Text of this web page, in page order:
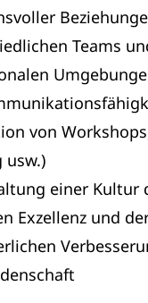
Teams
von
usw.)
einer Kultur
Exzellenz und